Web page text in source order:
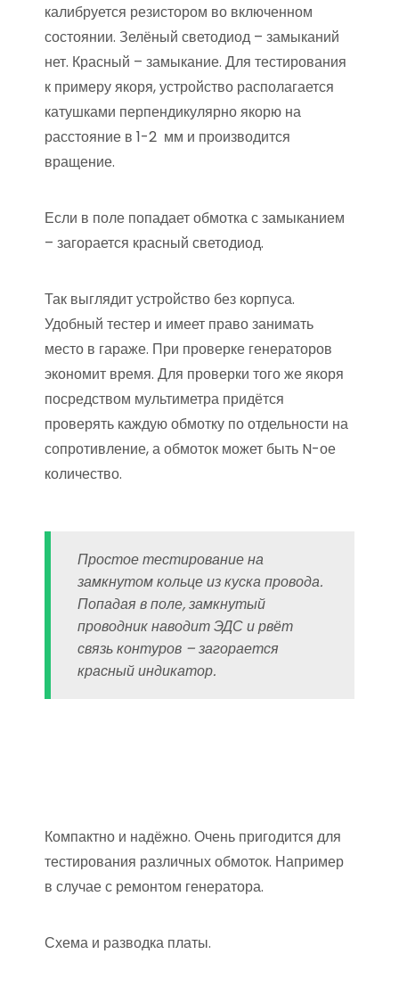
калибруется резистором во включенном
состоянии. Зелёный светодиод – замыканий
нет. Красный – замыкание. Для тестирования
к примеру якоря, устройство располагается
катушками перпендикулярно якорю на
расстояние в 1-2 мм и производится
вращение.
Если в поле попадает обмотка с замыканием
– загорается красный светодиод.
Так выглядит устройство без корпуса.
Удобный тестер и имеет право занимать
место в гараже. При проверке генераторов
экономит время. Для проверки того же якоря
посредством мультиметра придётся
проверять каждую обмотку по отдельности на
сопротивление, а обмоток может быть N-ое
количество.
Простое тестирование на
замкнутом кольце из куска провода.
Попадая в поле, замкнутый
проводник наводит ЭДС и рвёт
связь контуров – загорается
красный индикатор.
Компактно и надёжно. Очень пригодится для
тестирования различных обмоток. Например
в случае с ремонтом генератора.
Схема и разводка платы.